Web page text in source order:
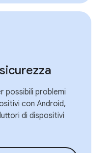
possibili problemi
con Android,
di dispositivi